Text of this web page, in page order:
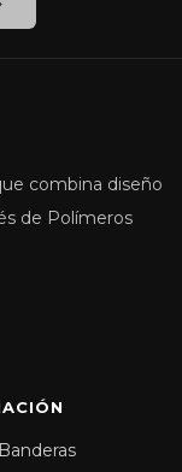
combina diseño
de Polímeros